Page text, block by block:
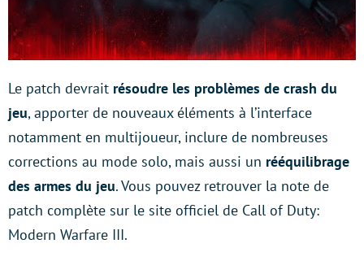
Le patch devrait résoudre les problèmes de crash du
jeu, apporter de nouveaux éléments à l’interface
notamment en multijoueur, inclure de nombreuses
corrections au mode solo, mais aussi un rééquilibrage
des armes du jeu. Vous pouvez retrouver la note de
patch complète sur le site officiel de Call of Duty:
Modern Warfare III.